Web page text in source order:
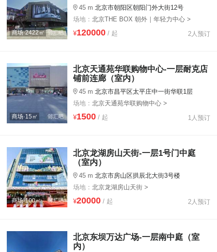
商场·2422㎡
45 m 北京市朝阳区朝阳门外大街12号
场地： 北京THE BOX 朝外｜年轻力中心 >
¥120000/ 起 2人预订
商场·15㎡
北京天通苑华联购物中心-一层耐克店
铺前连廊（室内）
45 m 北京市昌平区太平庄中一街华联1层
场地： 北京天通苑华联购物中心 >
¥1500/ 起 1人预订
商场·100㎡
北京龙湖房山天街-一层1号门中庭
（室内）
45 m 北京市房山区拱辰北大街3号楼
场地： 北京龙湖房山天街 >
¥20000/ 起 2人预订
北京东坝万达广场-一层南中庭（室
内）